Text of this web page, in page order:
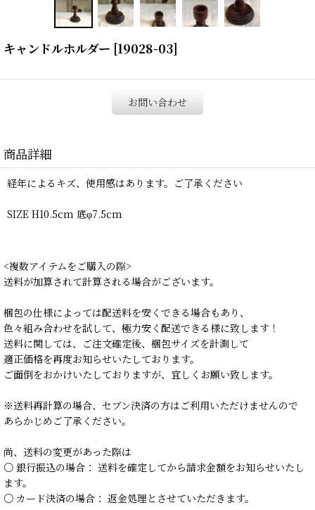
キャンドルホルダー [19028-03]
お問い合わせ
商品詳細
経年によるキズ、使用感はあります。ご了承ください
SIZE H10.5cm 底φ7.5cm
<複数アイテムをご購入の際>
送料が加算されて計算される場合がございます。
梱包の仕様によっては配送料を安くできる場合もあり、
色々組み合わせを試して、極力安く配送できる様に致します！
送料に関しては、ご注文確定後、梱包サイズを計測して
適正価格を再度お知らせいたしております。
ご面倒をおかけいたしておりますが、宜しくお願い致します。
※送料再計算の場合、セブン決済の方はご利用いただけませんので
あらかじめご了承ください。
尚、送料の変更があった際は
○ 銀行振込の場合： 送料を確定してから請求金額をお知らせいたし
ます。
○ カード決済の場合： 返金処理とさせていただきます。